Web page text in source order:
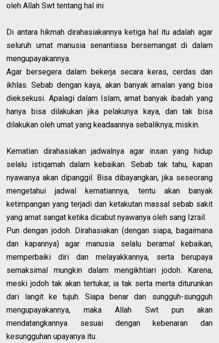
oleh Allah Swt tentang hal ini.
Di antara hikmah dirahasiakannya ketiga hal itu adalah agar
seluruh umat manusia senantiasa bersemangat di dalam
mengupayakannya.
Agar bersegera dalam bekerja secara keras, cerdas dan
ikhlas. Sebab dengan kaya, akan banyak amalan yang bisa
dieksekusi. Apalagi dalam Islam, amat banyak ibadah yang
hanya bisa dilakukan jika pelakunya kaya, dan tak bisa
dilakukan oleh umat yang keadaannya sebaliknya; miskin.
Kematian dirahasiakan jadwalnya agar insan yang hidup
selalu istiqamah dalam kebaikan. Sebab tak tahu, kapan
nyawanya akan dipanggil. Bisa dibayangkan, jika seseorang
mengetahui jadwal kematiannya, tentu akan banyak
ketimpangan yang terjadi dan ketakutan massal sebab sakit
yang amat sangat ketika dicabut nyawanya oleh sang Izrail.
Pun dengan jodoh. Dirahasiakan (dengan siapa, bagaimana
dan kapannya) agar manusia selalu beramal kebaikan,
memperbaiki diri dan melayakkannya, serta berupaya
semaksimal mungkin dalam mengikhtiari jodoh. Karena,
meski jodoh tak akan tertukar, ia tak serta merta diturunkan
dari langit ke tujuh. Siapa benar dan sungguh-sungguh
mengupayakannya, maka Allah Swt pun akan
mendatangkannya sesuai dengan kebenaran dan
kesungguhan upayanya itu.